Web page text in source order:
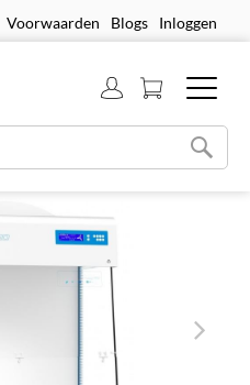
Voorwaarden Blogs Inloggen